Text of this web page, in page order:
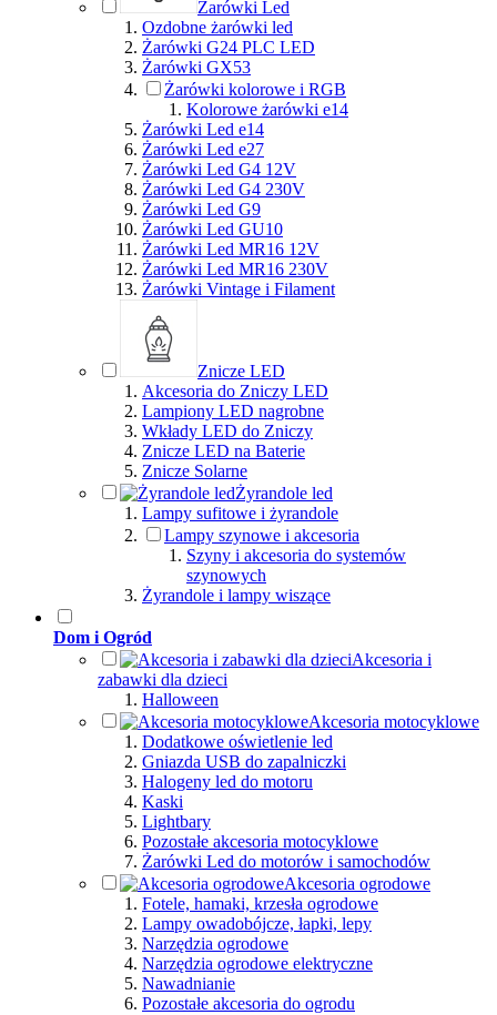
Żarówki Led
Ozdobne żarówki led
Żarówki G24 PLC LED
Żarówki GX53
Żarówki kolorowe i RGB
Kolorowe żarówki e14
Żarówki Led e14
Żarówki Led e27
Żarówki Led G4 12V
Żarówki Led G4 230V
Żarówki Led G9
Żarówki Led GU10
Żarówki Led MR16 12V
Żarówki Led MR16 230V
Żarówki Vintage i Filament
Znicze LED
Akcesoria do Zniczy LED
Lampiony LED nagrobne
Wkłady LED do Zniczy
Znicze LED na Baterie
Znicze Solarne
Żyrandole led
Lampy sufitowe i żyrandole
Lampy szynowe i akcesoria
Szyny i akcesoria do systemów
szynowych
Żyrandole i lampy wiszące
Dom i Ogród
Akcesoria i
zabawki dla dzieci
Halloween
Akcesoria motocyklowe
Dodatkowe oświetlenie led
Gniazda USB do zapalniczki
Halogeny led do motoru
Kaski
Lightbary
Pozostałe akcesoria motocyklowe
Żarówki Led do motorów i samochodów
Akcesoria ogrodowe
Fotele, hamaki, krzesła ogrodowe
Lampy owadobójcze, łapki, lepy
Narzędzia ogrodowe
Narzędzia ogrodowe elektryczne
Nawadnianie
Pozostałe akcesoria do ogrodu